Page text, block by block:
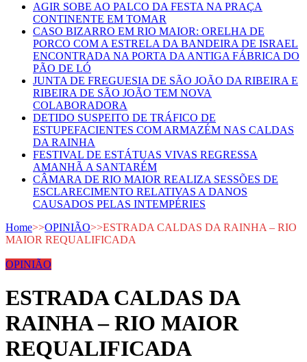
AGIR SOBE AO PALCO DA FESTA NA PRAÇA
CONTINENTE EM TOMAR
CASO BIZARRO EM RIO MAIOR: ORELHA DE
PORCO COM A ESTRELA DA BANDEIRA DE ISRAEL
ENCONTRADA NA PORTA DA ANTIGA FÁBRICA DO
PÃO DE LÓ
JUNTA DE FREGUESIA DE SÃO JOÃO DA RIBEIRA E
RIBEIRA DE SÃO JOÃO TEM NOVA
COLABORADORA
DETIDO SUSPEITO DE TRÁFICO DE
ESTUPEFACIENTES COM ARMAZÉM NAS CALDAS
DA RAINHA
FESTIVAL DE ESTÁTUAS VIVAS REGRESSA
AMANHÃ A SANTARÉM
CÂMARA DE RIO MAIOR REALIZA SESSÕES DE
ESCLARECIMENTO RELATIVAS A DANOS
CAUSADOS PELAS INTEMPÉRIES
Home>>OPINIÃO>>ESTRADA CALDAS DA RAINHA – RIO
MAIOR REQUALIFICADA
OPINIÃO
ESTRADA CALDAS DA
RAINHA – RIO MAIOR
REQUALIFICADA